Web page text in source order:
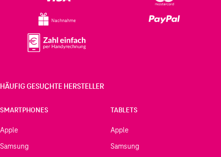
Nachnahme
HÄUFIG GESUCHTE HERSTELLER
SMARTPHONES
Apple
Samsung
TABLETS
Apple
Samsung